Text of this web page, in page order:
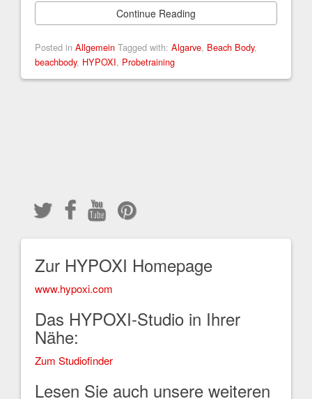
Continue Reading
Posted in Allgemein Tagged with: Algarve, Beach Body,
beachbody, HYPOXI, Probetraining
Zur HYPOXI Homepage
www.hypoxi.com
Das HYPOXI-Studio in Ihrer
Nähe:
Zum Studiofinder
Lesen Sie auch unsere weiteren